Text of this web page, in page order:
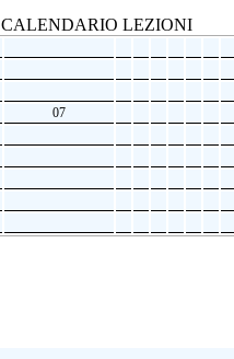
CALENDARIO LEZIONI
07